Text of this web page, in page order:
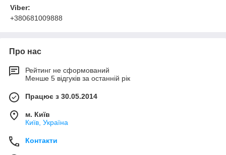
Viber:
+380681009888
Про нас
Рейтинг не сформований
Менше 5 відгуків за останній рік
Працює з 30.05.2014
м. Київ
Київ, Україна
Контакти